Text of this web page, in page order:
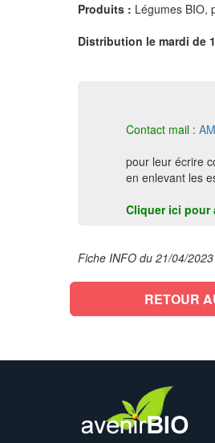
Produits : Légumes BIO,
Distribution le mardi de
Contact mail :
pour leur écrire
en enlevant les
Cliquer ici pour
Fiche INFO du 21/04/2023
RETOUR